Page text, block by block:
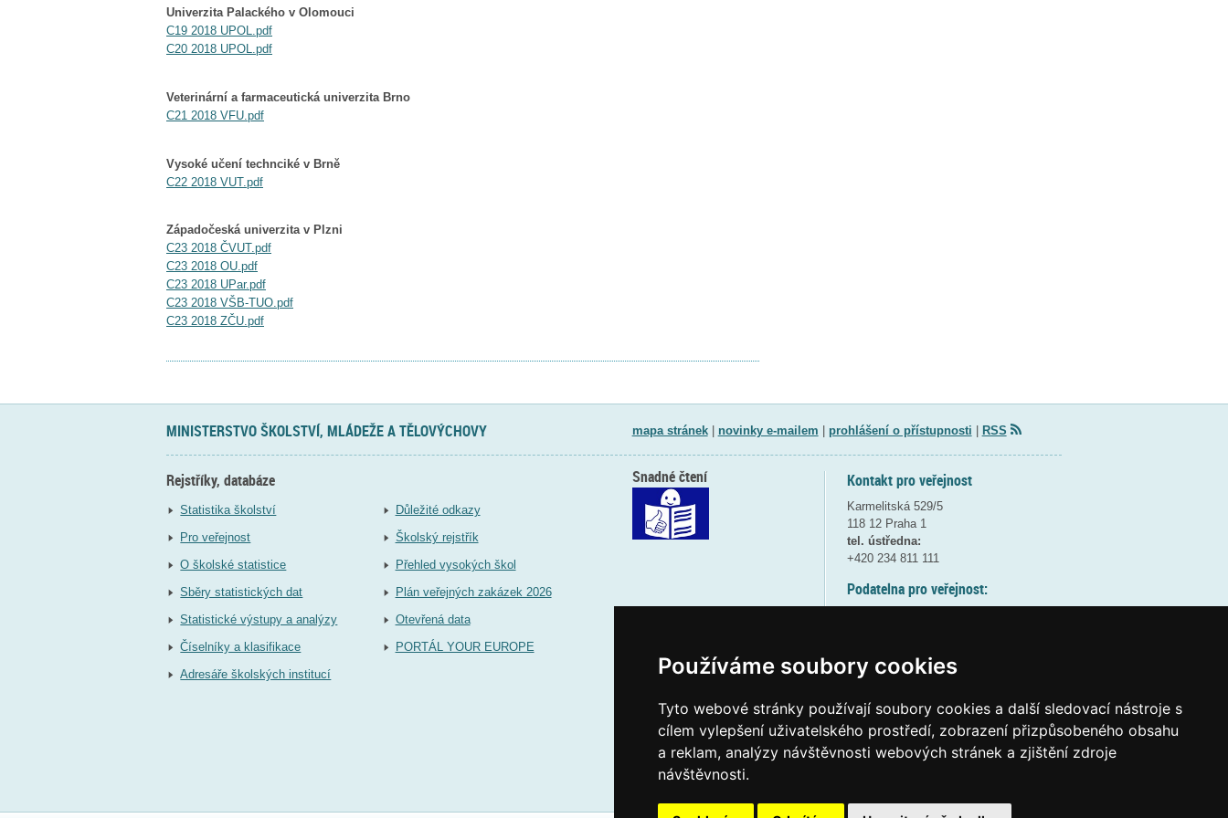
Používáme soubory cookies
Tyto webové stránky používají soubory cookies a další sledovací nástroje s
cílem vylepšení uživatelského prostředí, zobrazení přizpůsobeného obsahu
a reklam, analýzy návštěvnosti webových stránek a zjištění zdroje
návštěvnosti.
Univerzita Palackého v Olomouci
C19 2018 UPOL.pdf
C20 2018 UPOL.pdf
Veterinární a farmaceutická univerzita Brno
C21 2018 VFU.pdf
Vysoké učení technciké v Brně
C22 2018 VUT.pdf
Západočeská univerzita v Plzni
C23 2018 ČVUT.pdf
C23 2018 OU.pdf
C23 2018 UPar.pdf
C23 2018 VŠB-TUO.pdf
C23 2018 ZČU.pdf
MINISTERSTVO ŠKOLSTVÍ, MLÁDEŽE A TĚLOVÝCHOVY mapa stránek| novinky e-mailem prohlášení o přístupnosti RSS
Rejstříky, databáze
Statistika školství
Pro veřejnost
O školské statistice
Sběry statistických dat
Statistické výstupy a analýzy
Číselníky a klasifikace
Adresáře školských institucí
Důležité odkazy
Školský rejstřík
Přehled vysokých škol
Plán veřejných zakázek 2026
Otevřená data
PORTÁL YOUR EUROPE
Kontakt pro veřejnost
Karmelitská 529/5
118 12 Praha 1
tel. ústředna:
+420 234 811 111
Podatelna pro veřejnost:
(více informací
Elektronická podatelna:
posta@msmt.gov.cz
Snadné čtení